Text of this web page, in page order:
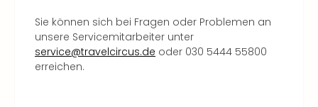
Sie können sich bei Fragen oder Problemen an
unsere Servicemitarbeiter unter
service@travelcircus.de oder 030 5444 55800
erreichen.